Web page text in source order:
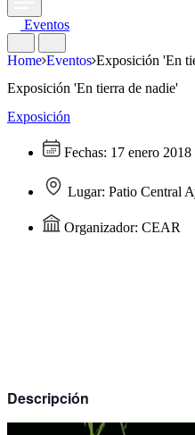
Eventos
Home Eventos Exposición 'En
Exposición 'En tierra de nadie'
Exposición
Fechas: 17 enero
Lugar: Patio Central
Organizador: CEAR
Descripción